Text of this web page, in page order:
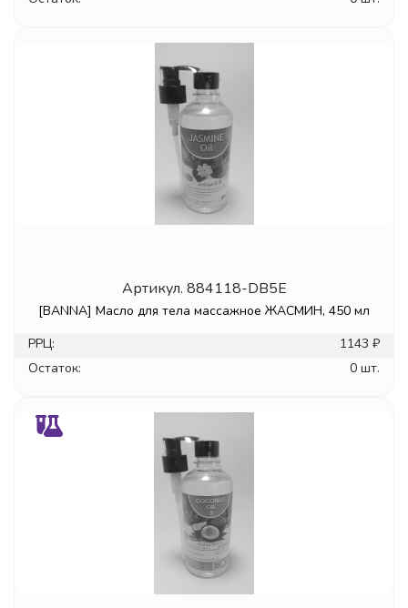
Артикул. 884118-DB5E
[BANNA] Масло для тела массажное ЖАСМИН, 450 мл
РРЦ:
1143 ₽
Остаток:
0 шт.